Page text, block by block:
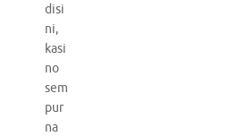
disi
ni,
kasi
no
sem
pur
na